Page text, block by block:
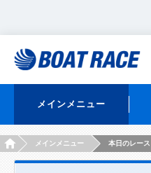
メインメニュー
HOMEメインメニュー 本日のレース